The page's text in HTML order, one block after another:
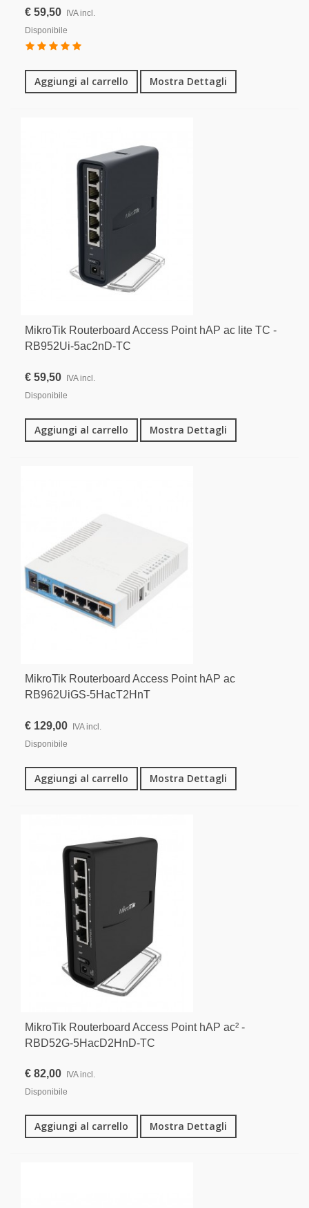
€ 59,50
IVA incl.
Disponibile
Aggiungi al carrello Mostra Dettagli
MikroTik Routerboard Access Point hAP ac lite TC -
RB952Ui-5ac2nD-TC
€ 59,50
IVA incl.
Disponibile
Aggiungi al carrello Mostra Dettagli
MikroTik Routerboard Access Point hAP ac
RB962UiGS-5HacT2HnT
€ 129,00 IVA incl.
Disponibile
Aggiungi al carrello Mostra Dettagli
MikroTik Routerboard Access Point hAP ac² -
RBD52G-5HacD2HnD-TC
€ 82,00
IVA incl.
Disponibile
Aggiungi al carrello Mostra Dettagli